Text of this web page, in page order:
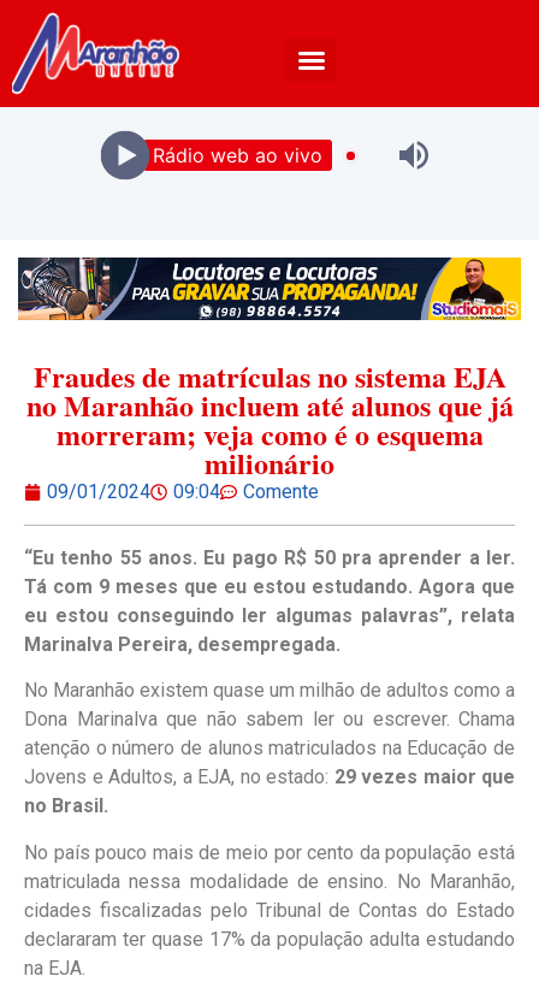
Rádio web ao vivo
Fraudes de matrículas no sistema EJA
no Maranhão incluem até alunos que já
morreram; veja como é o esquema
milionário
09/01/2024 09:04 Comente
“Eu tenho 55 anos. Eu pago R$ 50 pra aprender a ler.
Tá com 9 meses que eu estou estudando. Agora que
eu estou conseguindo ler algumas palavras”, relata
Marinalva Pereira, desempregada.
No Maranhão existem quase um milhão de adultos como a
Dona Marinalva que não sabem ler ou escrever. Chama
atenção o número de alunos matriculados na Educação de
Jovens e Adultos, a EJA, no estado: 29 vezes maior que
no Brasil.
No país pouco mais de meio por cento da população está
matriculada nessa modalidade de ensino. No Maranhão,
cidades fiscalizadas pelo Tribunal de Contas do Estado
declararam ter quase 17% da população adulta estudando
na EJA.